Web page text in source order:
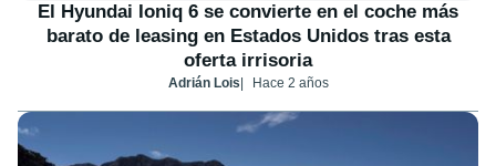
El Hyundai Ioniq 6 se convierte en el coche más
barato de leasing en Estados Unidos tras esta
oferta irrisoria
Adrián Lois Hace 2 años